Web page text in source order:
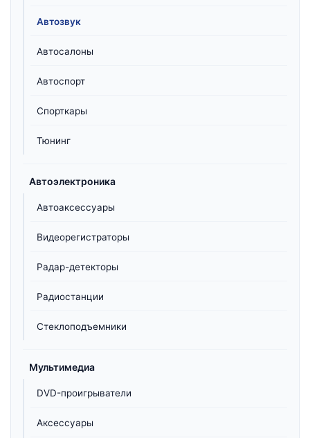
Автозвук
Автосалоны
Автоспорт
Спорткары
Тюнинг
Автоэлектроника
Автоаксессуары
Видеорегистраторы
Радар-детекторы
Радиостанции
Стеклоподъемники
Мультимедиа
DVD-проигрыватели
Аксессуары